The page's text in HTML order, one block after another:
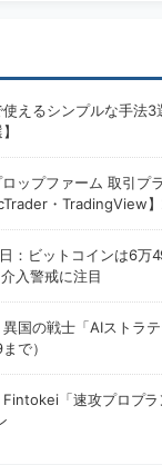
えるシンプルな手法3
ップファーム 取引プ
・TradingView
：ビットコインは6万
入警戒に注目
国の戦士「AIストラテ
で）
Fintokei「速攻プロプラ